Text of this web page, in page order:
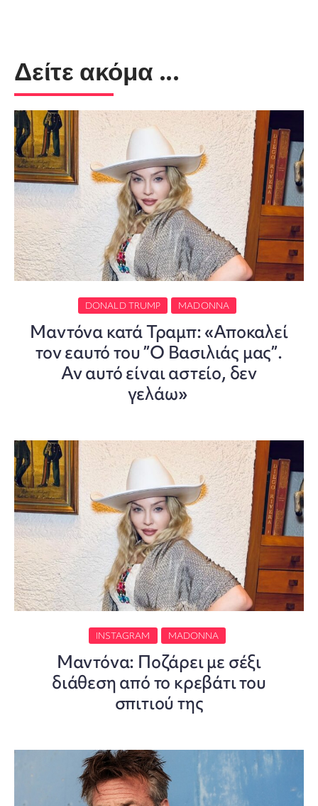
Δείτε ακόμα ...
DONALD TRUMP MADONNA
Mαντόνα κατά Τραμπ: «Αποκαλεί
τον εαυτό του ”Ο Βασιλιάς μας”.
Αν αυτό είναι αστείο, δεν
γελάω»
INSTAGRAM MADONNA
Μαντόνα: Ποζάρει με σέξι
διάθεση από το κρεβάτι του
σπιτιού της